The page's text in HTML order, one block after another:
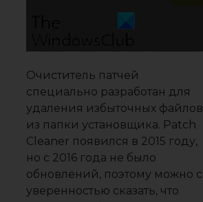
Очиститель патчей
специально разработан для
удаления избыточных файлов
из папки установщика. Patch
Cleaner появился в 2015 году,
но с 2016 года не было
обновлений, поэтому можно с
уверенностью сказать, что